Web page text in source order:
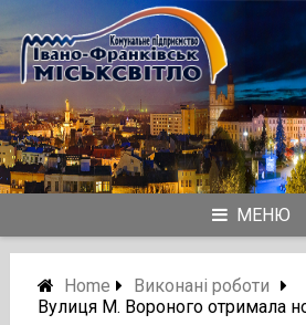
to
content
МЕНЮ
Home
Виконані роботи
Вулиця М. Вороного отримала